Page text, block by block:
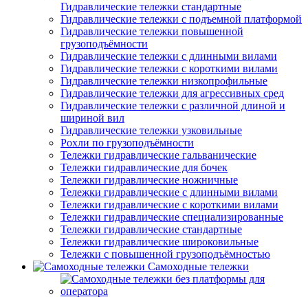
Гидравлические тележки стандартные
Гидравлические тележки с подъемной платформой
Гидравлические тележки повышенной
грузоподъёмности
Гидравлические тележки с длинными вилами
Гидравлические тележки с короткими вилами
Гидравлические тележки низкопрофильные
Гидравлические тележки для агрессивных сред
Гидравлические тележки с различной длиной и
шириной вил
Гидравлические тележки узковильные
Рохли по грузоподъёмности
Тележки гидравлические гальванические
Тележки гидравлические для бочек
Тележки гидравлические ножничные
Тележки гидравлические с длинными вилами
Тележки гидравлические с короткими вилами
Тележки гидравлические специализированные
Тележки гидравлические стандартные
Тележки гидравлические широковильные
Тележки с повышенной грузоподъёмностью
Самоходные тележки